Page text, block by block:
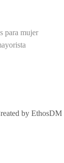
para mujer
by EthosDM